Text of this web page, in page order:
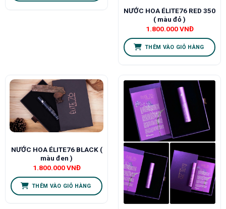
NƯỚC HOA ÉLITE76 RED 350
( màu đỏ )
1.800.000VNĐ
THÊM VÀO GIỎ HÀNG
NƯỚC HOA ÉLITE76 BLACK (
màu đen )
1.800.000VNĐ
THÊM VÀO GIỎ HÀNG